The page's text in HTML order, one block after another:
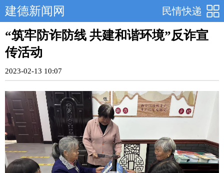
民情快递
建德新闻网
“筑牢防诈防线 共建和谐环境”反诈宣
传活动
2023-02-13 10:07